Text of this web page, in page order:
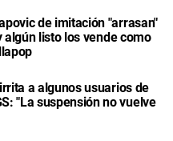
de imitación "arrasan"
listo los vende como
a algunos usuarios de
"La suspensión no vuelve